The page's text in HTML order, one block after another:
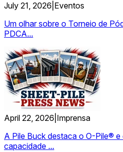
July 21, 2026 Eventos
Um olhar sobre o Torneio de
PDCA...
April 22, 2026 Imprensa
A Pile Buck destaca o O-Pile®
capacidade ...